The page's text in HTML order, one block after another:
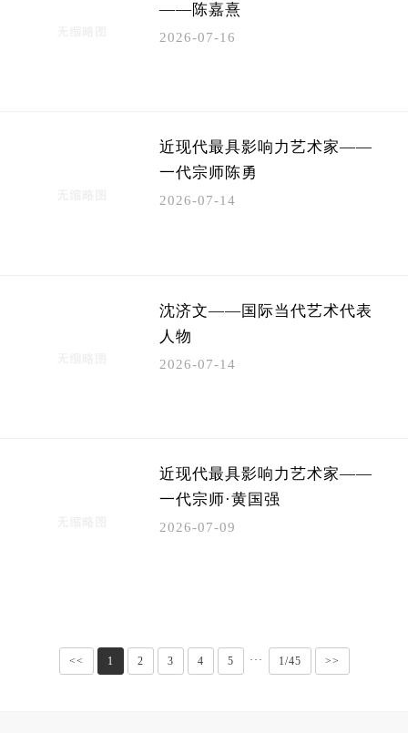
——陈嘉熹
2026-07-16
​近现代最具影响力艺术家——
一代宗师陈勇
2026-07-14
沈济文——国际当代艺术代表
人物
2026-07-14
​近现代最具影响力艺术家——
一代宗师·黄国强
2026-07-09
<< 1 2 3 4 5 ··· 1/45 >>